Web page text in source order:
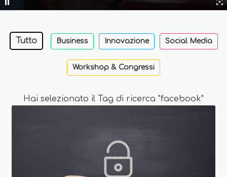
Tutto Business Innovazione Social Media
Workshop & Congressi
Hai selezionato il Tag di ricerca "facebook"